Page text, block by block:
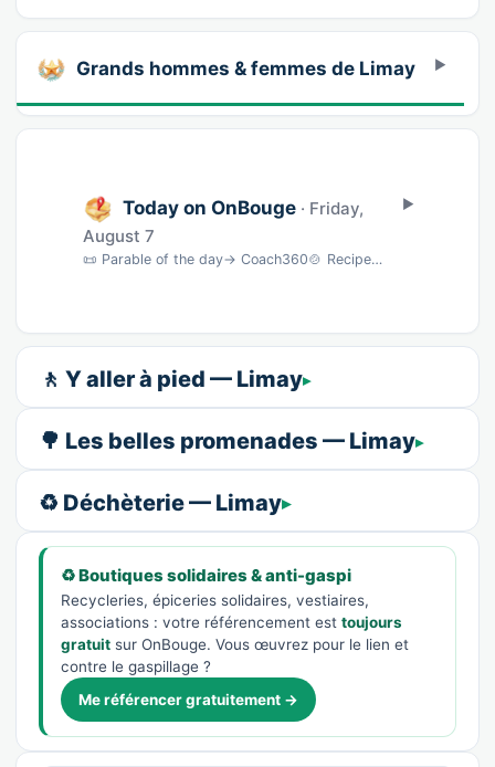
Grands hommes & femmes de Limay
Today on OnBouge · Friday,
August 7
📜 Parable of the day→ Coach360🍲 Recipe of the day→ BNC🎵 Song of the day→ musique🎨 Wate…
🚶 Y aller à pied — Limay
🌳 Les belles promenades — Limay
♻️ Déchèterie — Limay
♻️ Boutiques solidaires & anti-gaspi
Recycleries, épiceries solidaires, vestiaires,
associations : votre référencement est toujours
gratuit sur OnBouge. Vous œuvrez pour le lien et
contre le gaspillage ?
Me référencer gratuitement →